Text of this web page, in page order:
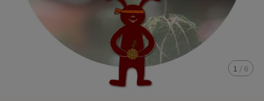
1 / 6